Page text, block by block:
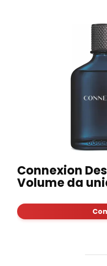
Connexion
Volume da